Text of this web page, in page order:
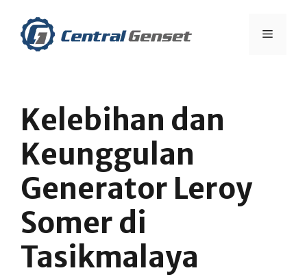
content
Menu
Kelebihan dan
Keunggulan
Generator Leroy
Somer di
Tasikmalaya